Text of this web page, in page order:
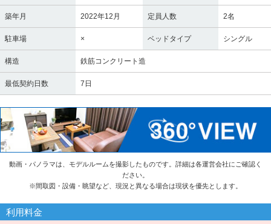
築年月 2022年12月 定員人数 2名
駐車場 × ベッドタイプ シングル
構造 鉄筋コンクリート造
最低契約日数 7日
動画・パノラマは、モデルルームを撮影したものです。詳細は各運営会社にご確認く
ださい。
※間取図・設備・眺望など、現況と異なる場合は現状を優先とします。
利用料金